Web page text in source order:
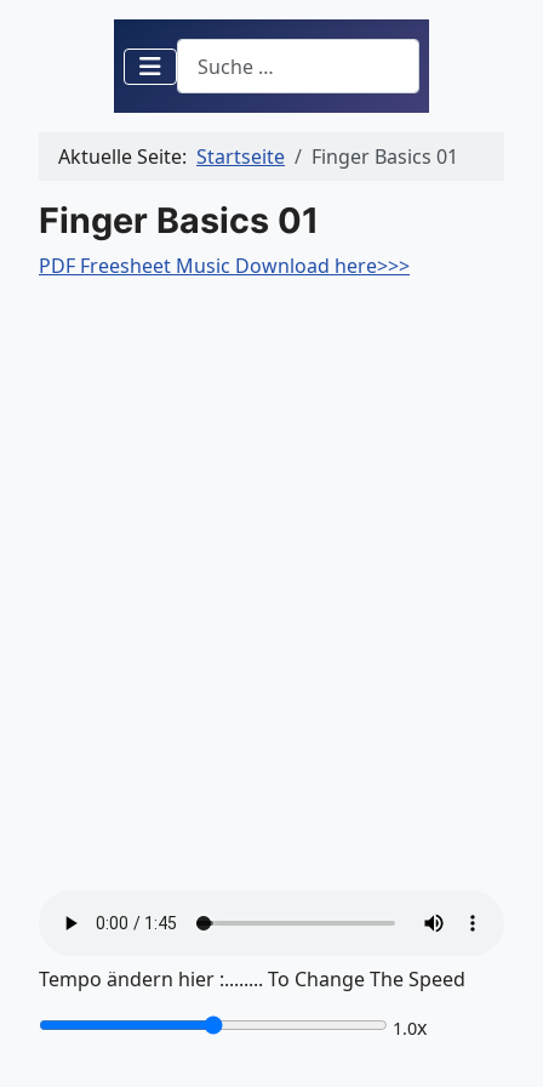
Suchen
Aktuelle Seite: Startseite Finger Basics 01
Finger Basics 01
PDF Freesheet Music Download here>>>
Tempo ändern hier :........ To Change The Speed
1.0x